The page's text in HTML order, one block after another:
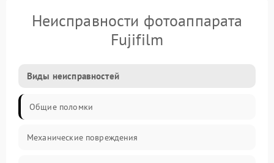
Неисправности фотоаппарата
Fujifilm
Виды неисправностей
Общие поломки
Механические повреждения